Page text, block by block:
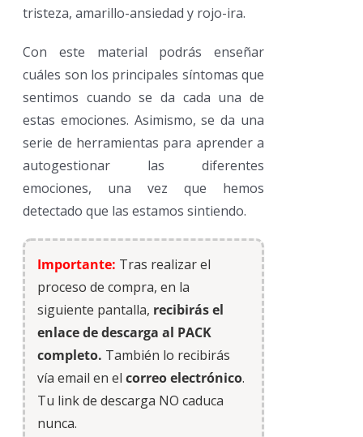
tristeza, amarillo-ansiedad y rojo-ira.
Con este material podrás enseñar
cuáles son los principales síntomas que
sentimos cuando se da cada una de
estas emociones. Asimismo, se da una
serie de herramientas para aprender a
autogestionar las diferentes
emociones, una vez que hemos
detectado que las estamos sintiendo.
Importante: Tras realizar el
proceso de compra, en la
siguiente pantalla, recibirás el
enlace de descarga al PACK
completo. También lo recibirás
vía email en elcorreo electrónico.
Tu link de descarga NO caduca
nunca.